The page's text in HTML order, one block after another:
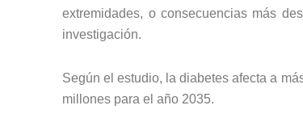
extremidades, o consecuencias más
investigación.
Según el estudio, la diabetes afecta a
millones para el año 2035.